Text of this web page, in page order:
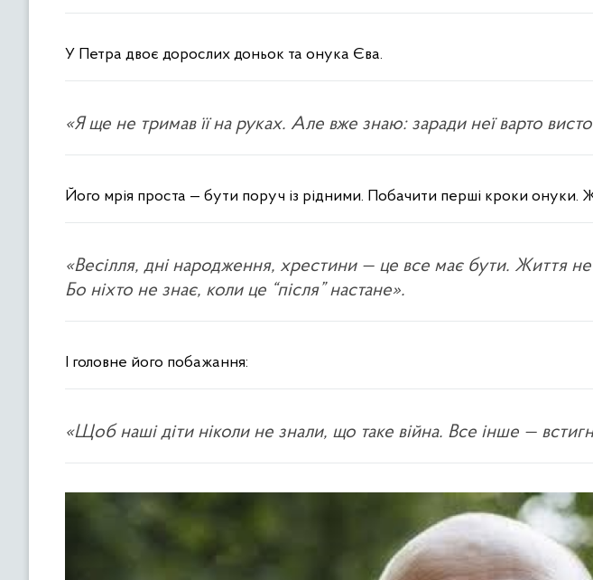
У Петра двоє дорослих доньок та онука Єва.
«Я ще не тримав її на руках. Але вже знаю: заради неї варто
Його мрія проста — бути поруч із рідними. Побачити перші кроки онуки.
«Весілля, дні народження, хрестини — це все має бути. Життя не
Бо ніхто не знає, коли це “після” настане».
І головне його побажання:
«Щоб наші діти ніколи не знали, що таке війна. Все інше —